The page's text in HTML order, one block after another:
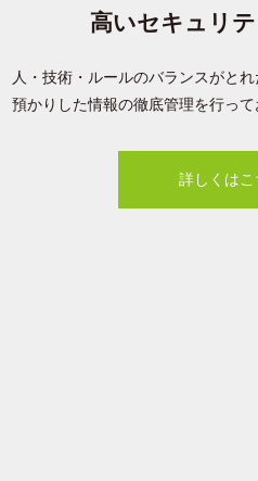
高いセキュリ
人・技術・ルールのバランスがと
預かりした情報の徹底管理を行って
詳しくはこ